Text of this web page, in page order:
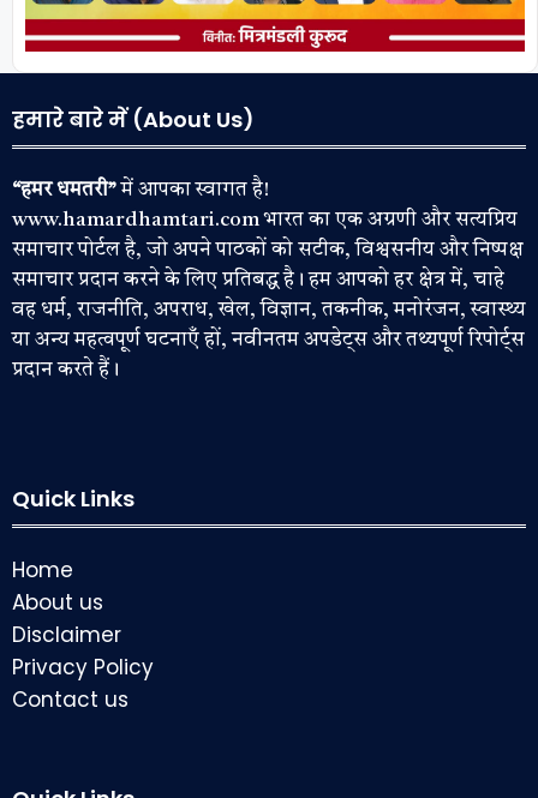
हमारे बारे में (About Us)
“हमर धमतरी”में आपका स्वागत है!
www.hamardhamtari.com भारत का एक अग्रणी और सत्यप्रिय
समाचार पोर्टल है, जो अपने पाठकों को सटीक, विश्वसनीय और निष्पक्ष
समाचार प्रदान करने के लिए प्रतिबद्ध है। हम आपको हर क्षेत्र में, चाहे
वह धर्म, राजनीति, अपराध, खेल, विज्ञान, तकनीक, मनोरंजन, स्वास्थ्य
या अन्य महत्वपूर्ण घटनाएँ हों, नवीनतम अपडेट्स और तथ्यपूर्ण रिपोर्ट्स
प्रदान करते हैं।
Quick Links
Home
About us
Disclaimer
Privacy Policy
Contact us